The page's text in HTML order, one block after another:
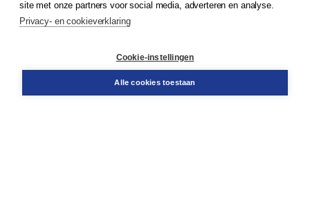
Service & informatie
Contact
site met onze partners voor social media, adverteren en analyse.
Privacy- en cookieverklaring
Cookie-instellingen
Alle cookies toestaan